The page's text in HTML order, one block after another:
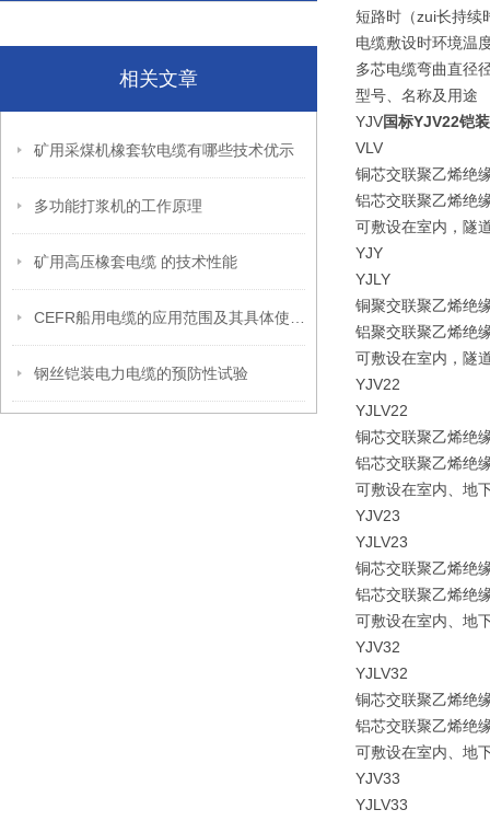
相关文章
矿用采煤机橡套软电缆有哪些技术优示
多功能打浆机的工作原理
矿用高压橡套电缆 的技术性能
钢丝铠装电力电缆的预防性试验
短路时（zui长持续
电缆敷设时环境温
多芯电缆弯曲直径
型号、名称及用途
YJV国标YJV22铠
VLV
铜芯交联聚乙烯绝
铝芯交联聚乙烯绝
可敷设在室内，隧
YJY
YJLY
铜聚交联聚乙烯绝
铝聚交联聚乙烯绝
可敷设在室内，隧
YJV22
YJLV22
铜芯交联聚乙烯绝
铝芯交联聚乙烯绝
可敷设在室内、地
YJV23
YJLV23
铜芯交联聚乙烯绝
铝芯交联聚乙烯绝
可敷设在室内、地
YJV32
YJLV32
铜芯交联聚乙烯绝
铝芯交联聚乙烯绝
可敷设在室内、地
YJV33
YJLV33